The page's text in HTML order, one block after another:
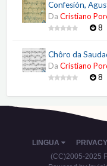
Confesión,
Da Cristiano
8
Chôro da
Da Cristiano
8
LINGUA
(CC)2005-2025